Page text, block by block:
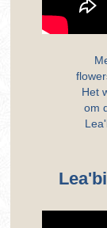
Het
om